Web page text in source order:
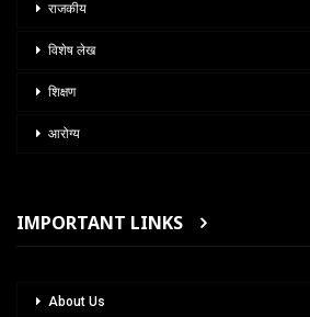
राजकीय
विशेष लेख
शिक्षण
आरोग्य
IMPORTANT LINKS
About Us